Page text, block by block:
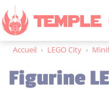
Accueil › LEGO City ›
Figurine